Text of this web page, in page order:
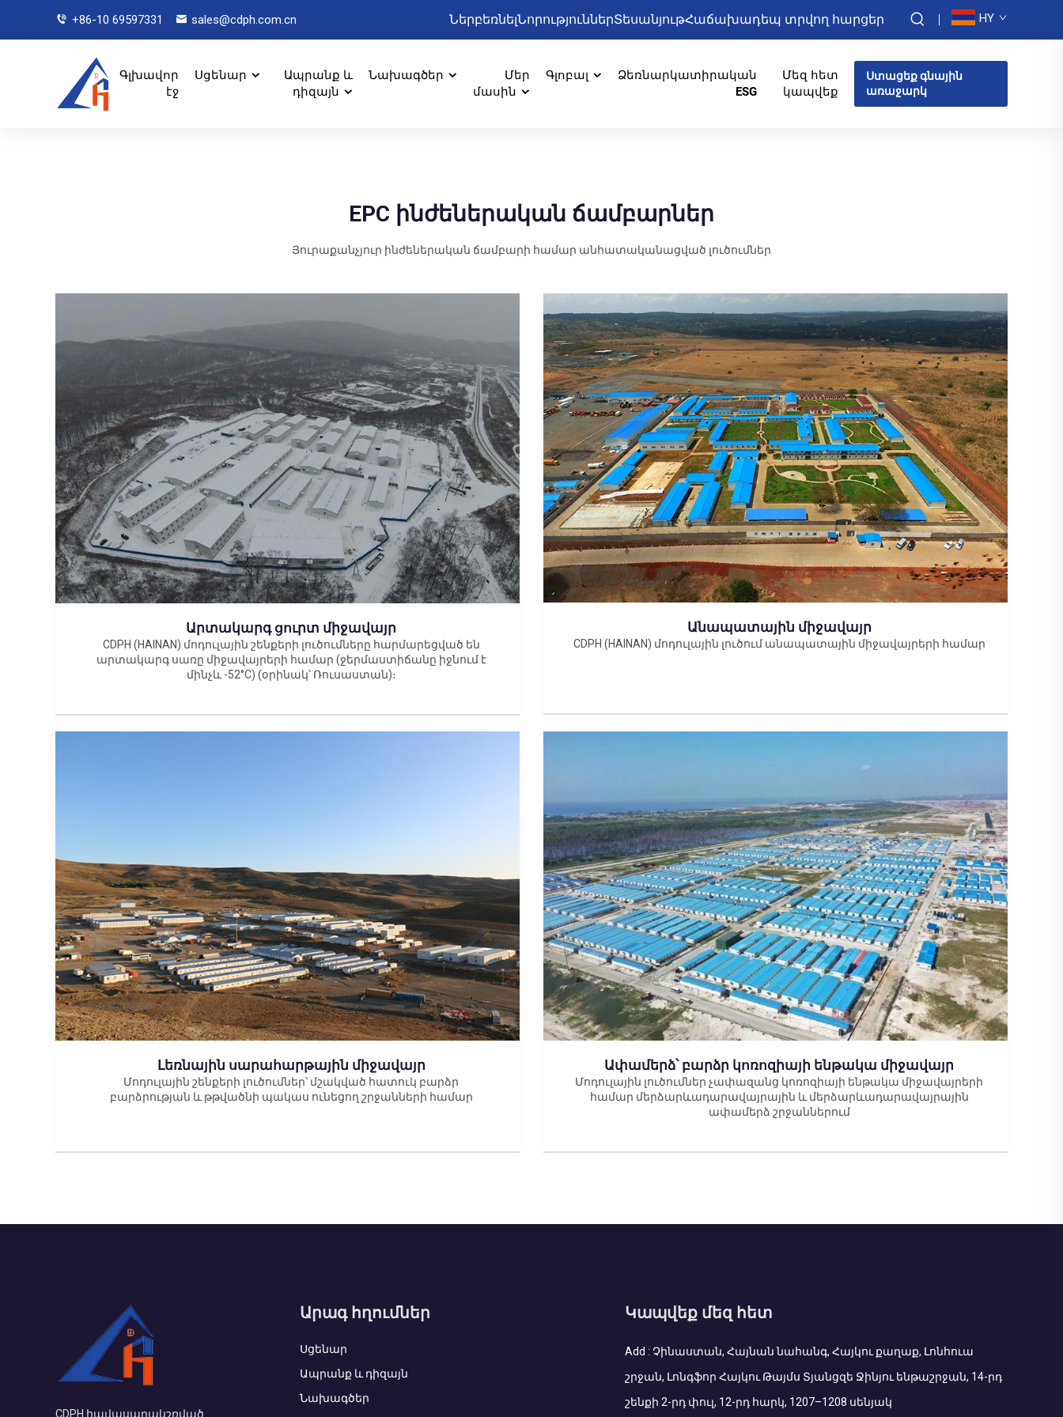
+86-10 69597331 sales@cdph.com.cn ՆերբեռնելՆորություններՏեսանյութՀաճախադեպ տրվող հարցեր HY
Գլխավոր
էջ
Սցենար
Ապրանք և
դիզայն
Նախագծեր
Մեր
մասին
Գլոբալ
Ձեռնարկատիրական
ESG
Մեզ հետ
կապվեք
Ստացեք գնային
առաջարկ
EPC ինժեներական ճամբարներ
Յուրաքանչյուր ինժեներական ճամբարի համար անհատականացված լուծումներ
Արտակարգ ցուրտ միջավայր
CDPH (HAINAN) մոդուլային շենքերի լուծումները հարմարեցված են
արտակարգ սառը միջավայրերի համար (ջերմաստիճանը իջնում է
մինչև -52°C) (օրինակ՝ Ռուսաստան)։
Անապատային միջավայր
CDPH (HAINAN) մոդուլային լուծում անապատային միջավայրերի համար
Լեռնային սարահարթային միջավայր
Մոդուլային շենքերի լուծումներ՝ մշակված հատուկ բարձր
բարձրության և թթվածնի պակաս ունեցող շրջանների համար
Ափամերձ՝ բարձր կոռոզիայի ենթակա միջավայր
Մոդուլային լուծումներ չափազանց կոռոզիայի ենթակա միջավայրերի
համար մերձարևադարավայրային և մերձարևադարավայրային
ափամերձ շրջաններում
CDPH հավասարակշռված
Արագ հղումներ
Սցենար
Ապրանք և դիզայն
Նախագծեր
Կապվեք մեզ հետ
Add : Չինաստան, Հայնան նահանգ, Հայկու քաղաք, Լոնհուա
շրջան, Լոնգֆոր Հայկու Թայմս Տյանցզե Ջինյու ենթաշրջան, 14-րդ
շենքի 2-րդ փուլ, 12-րդ հարկ, 1207–1208 սենյակ